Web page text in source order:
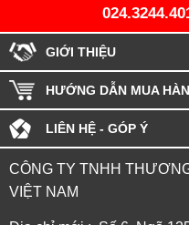
GIỚI THIỆU
HƯỚNG DẪN MUA
LIÊN HỆ - GÓP Ý
CÔNG TY TNHH
VIỆT NAM